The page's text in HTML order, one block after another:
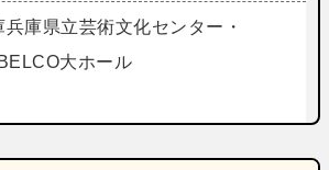
兵庫県立芸術文化センター・
大ホール